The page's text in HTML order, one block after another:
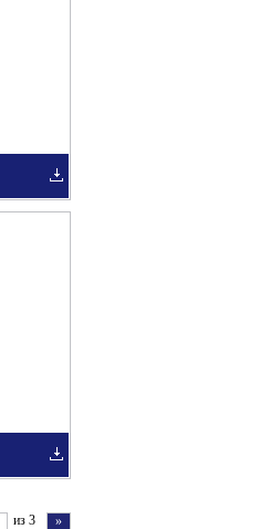
Добавить
»
из 3